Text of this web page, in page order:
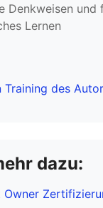
Denkweisen und
Lernen
Training des
dazu:
Owner